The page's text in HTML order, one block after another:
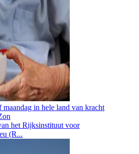
in hele land van kracht
het Rijksinstituut voor
(R...